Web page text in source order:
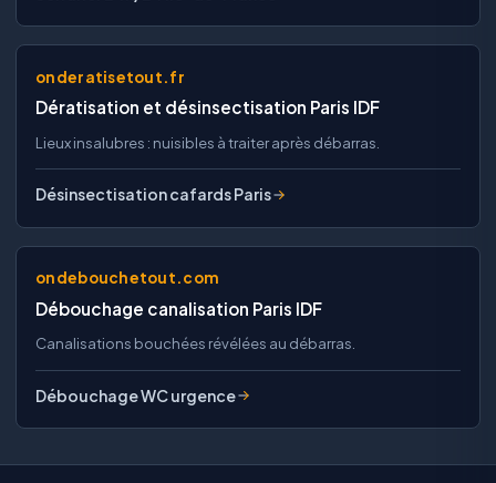
onderatisetout.fr
Dératisation et désinsectisation Paris IDF
Lieux insalubres : nuisibles à traiter après débarras.
Désinsectisation cafards Paris
ondebouchetout.com
Débouchage canalisation Paris IDF
Canalisations bouchées révélées au débarras.
Débouchage WC urgence